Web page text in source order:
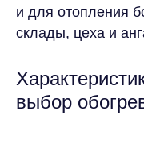
и для отопления
склады, цеха и
выбор